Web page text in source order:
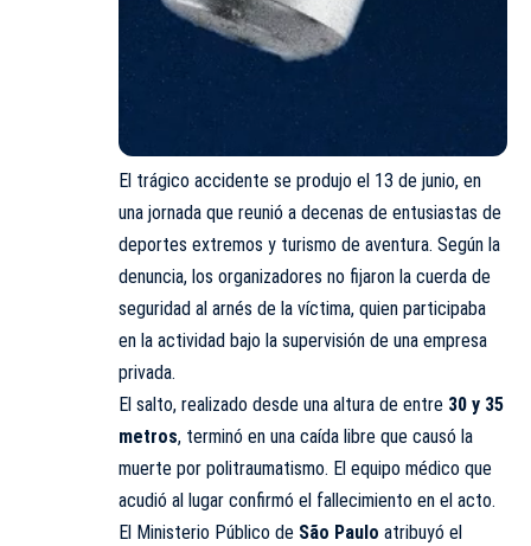
El trágico accidente se produjo el 13 de junio, en
una jornada que reunió a decenas de entusiastas de
deportes extremos y turismo de aventura. Según la
denuncia, los organizadores no fijaron la cuerda de
seguridad al arnés de la víctima, quien participaba
en la actividad bajo la supervisión de una empresa
privada.
El salto, realizado desde una altura de entre 30 y 35
metros, terminó en una caída libre que causó la
muerte por politraumatismo. El equipo médico que
acudió al lugar confirmó el fallecimiento en el acto.
El Ministerio Público de São Paulo atribuyó el